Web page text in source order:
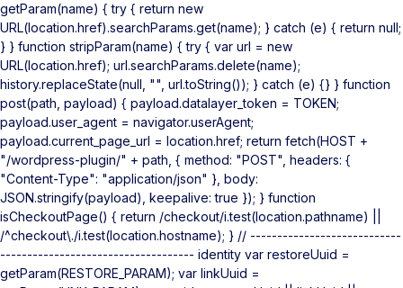
getParam(name) { try { return new
URL(location.href).searchParams.get(name); } catch (e) { return null;
} } function stripParam(name) { try { var url = new
URL(location.href); url.searchParams.delete(name);
history.replaceState(null, "", url.toString()); } catch (e) {} } function
post(path, payload) { payload.datalayer_token = TOKEN;
payload.user_agent = navigator.userAgent;
payload.current_page_url = location.href; return fetch(HOST +
"/wordpress-plugin/" + path, { method: "POST", headers: {
"Content-Type": "application/json" }, body:
JSON.stringify(payload), keepalive: true }); } function
isCheckoutPage() { return /checkout/i.test(location.pathname) ||
/^checkout\./i.test(location.hostname); } // ----------------------------
------------------------------------ identity var restoreUuid =
getParam(RESTORE_PARAM); var linkUuid =